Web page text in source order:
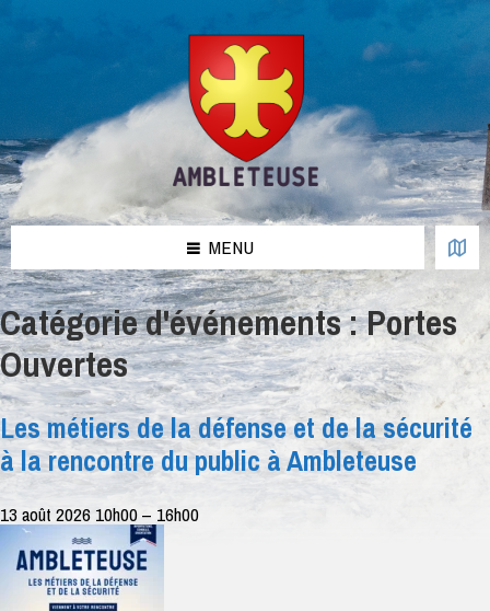
contenu
gauche
pied
MENU
Catégorie d'événements :Portes
Ouvertes
Les métiers de la défense et de la sécurité
à la rencontre du public à Ambleteuse
13 août 2026 10h00– 16h00